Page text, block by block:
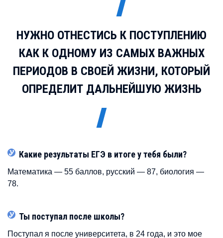
НУЖНО ОТНЕСТИСЬ К ПОСТУПЛЕНИЮ
КАК К ОДНОМУ ИЗ САМЫХ ВАЖНЫХ
ПЕРИОДОВ В СВОЕЙ ЖИЗНИ, КОТОРЫЙ
ОПРЕДЕЛИТ ДАЛЬНЕЙШУЮ ЖИЗНЬ
Какие результаты ЕГЭ в итоге у тебя были?
Математика — 55 баллов, русский — 87, биология —
78.
Ты поступал после школы?
Поступал я после университета, в 24 года, и это мое